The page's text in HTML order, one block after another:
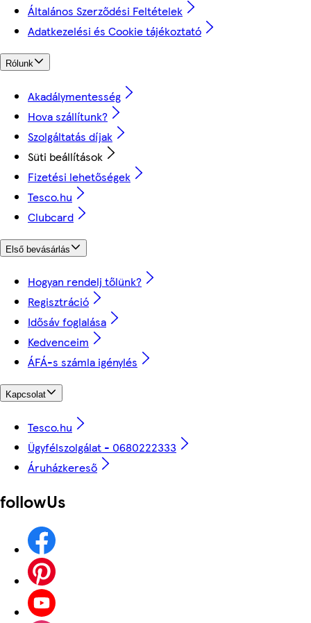
Általános Szerződési Feltételek
Adatkezelési és Cookie tájékoztató
Rólunk
Akadálymentesség
Hova szállítunk?
Szolgáltatás díjak
Süti beállítások
Fizetési lehetőségek
Tesco.hu
Clubcard
Első bevásárlás
Hogyan rendelj tőlünk?
Regisztráció
Idősáv foglalása
Kedvenceim
ÁFÁ-s számla igénylés
Kapcsolat
Tesco.hu
Ügyfélszolgálat - 0680222333
Áruházkereső
followUs